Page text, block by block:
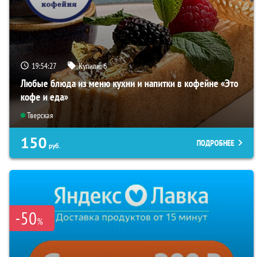
19:54:26 Купили:6
Любые блюда из меню кухни и напитки в кофейне «Это
кофе и еда»
Тверская
150 руб. ПОДРОБНЕЕ
-50%